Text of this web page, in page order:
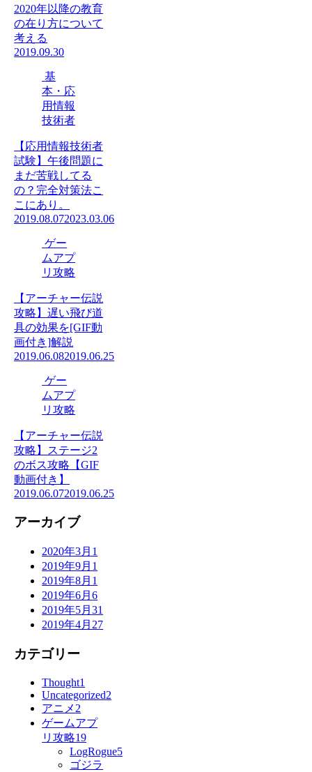
2020年以降の教育
の在り方について
考える
2019.09.30
基
本・応
用情報
技術者
【応用情報技術者
試験】午後問題に
まだ苦戦してる
の？完全対策法こ
こにあり。
2019.08.072023.03.06
ゲー
ムアプ
リ攻略
【アーチャー伝説
攻略】遅い飛び道
具の効果を[GIF動
画付き]解説
2019.06.082019.06.25
ゲー
ムアプ
リ攻略
【アーチャー伝説
攻略】ステージ2
のボス攻略【GIF
動画付き】
2019.06.072019.06.25
アーカイブ
2020年3月 1
2019年9月 1
2019年8月 1
2019年6月6
2019年5月31
2019年4月 27
カテゴリー
Thought1
Uncategorized2
アニメ 2
ゲームアプ
リ攻略19
LogRogue5
ゴジラ